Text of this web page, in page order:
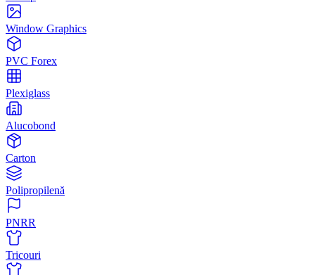
Window Graphics
PVC Forex
Plexiglass
Alucobond
Carton
Polipropilenă
PNRR
Tricouri